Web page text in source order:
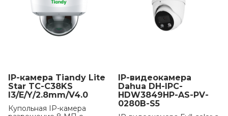
IP-камера Tiandy Lite
Star TC-C38KS
I3/E/Y/2.8mm/V4.0
Купольная IP-камера
IP-видеокамера
Dahua DH-IPC-
HDW3849HP-AS-PV-
0280B-S5